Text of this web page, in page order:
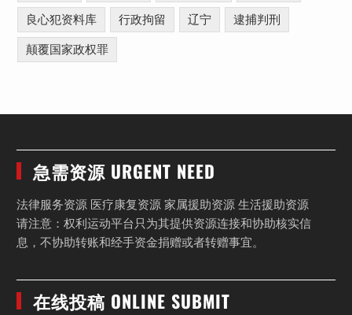
良心犯资料库 行政拘留 辽宁 逮捕判刑
颠覆国家政权罪
急需资源 URGENT NEED
法律服务资源 医疗康复资源 家属援助资源 生活援助资源
请注意：权利运动平台只为其提供资源连接和协助核实信
息，不协助转账和经手资金捐赠或者转赠事宜。
在线投稿 ONLINE SUBMIT